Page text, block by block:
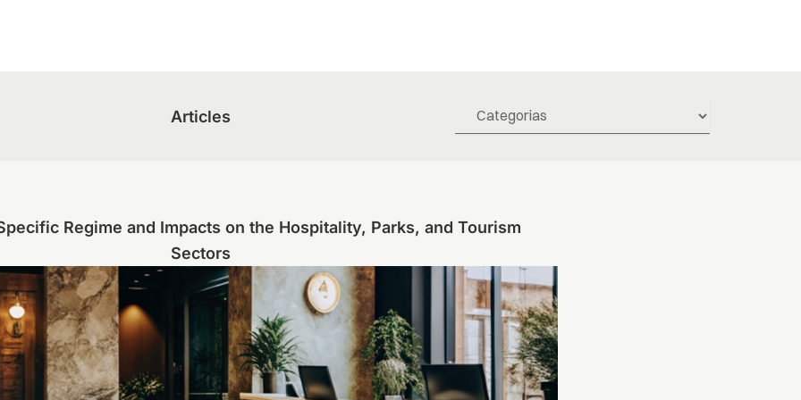
Articles
Regime and Impacts on the Hospitality, Parks, and Tourism
Sectors